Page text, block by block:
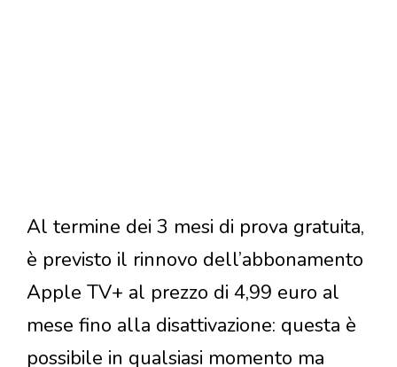
Al termine dei 3 mesi di prova gratuita,
è previsto il rinnovo dell’abbonamento
Apple TV+ al prezzo di 4,99 euro al
mese fino alla disattivazione: questa è
possibile in qualsiasi momento ma